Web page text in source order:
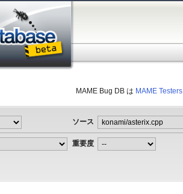
MAME Bug DB は MAME Testers
ソース
重要度